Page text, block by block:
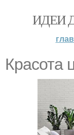
ИДЕИ
Красота